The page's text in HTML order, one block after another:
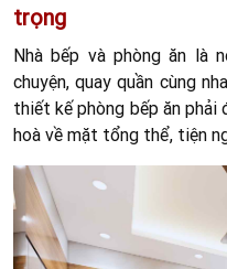
trọng
Nhà bếp và phòng ăn là
chuyện, quay quần cùng
thiết kế phòng bếp ăn phải
hoà về mặt tổng thể, tiện